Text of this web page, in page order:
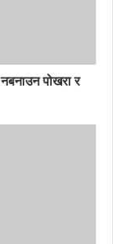
पोखरा र